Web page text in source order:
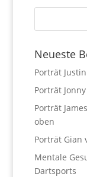
Neueste
Porträt
Porträt
Porträt
oben
Porträt Gian
Mentale
Dartsports